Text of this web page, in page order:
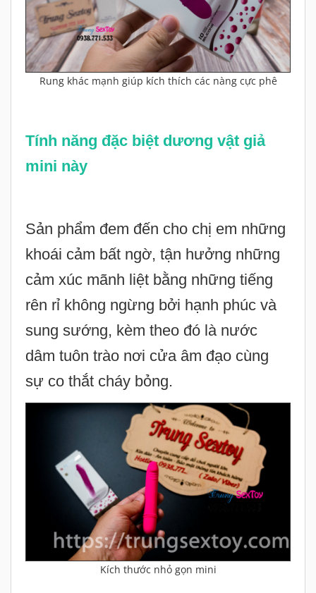
Rung khác mạnh giúp kích thích các nàng cực phê
Tính năng đặc biệt dương vật giả
Sản phẩm đem đến cho chị em những
rên rỉ không ngừng bởi hạnh phúc và
sung sướng, kèm theo đó là nước
dâm tuôn trào nơi cửa âm đạo cùng
sự co thắt cháy bỏng.
Kích thước nhỏ gọn mini
- Được thiết kế với ý tưởng lấy hình
ảnh của chú thỏ đáng yêu và nhỏ nhắn